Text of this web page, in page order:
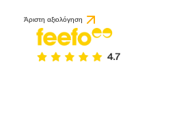
Άριστη αξιολόγηση